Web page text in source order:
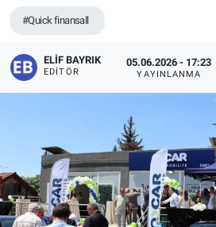
#Quick finansall
ELIF BAYRIK
EDITÖR
05.06.2026 - 17:23
YAYINLANMA